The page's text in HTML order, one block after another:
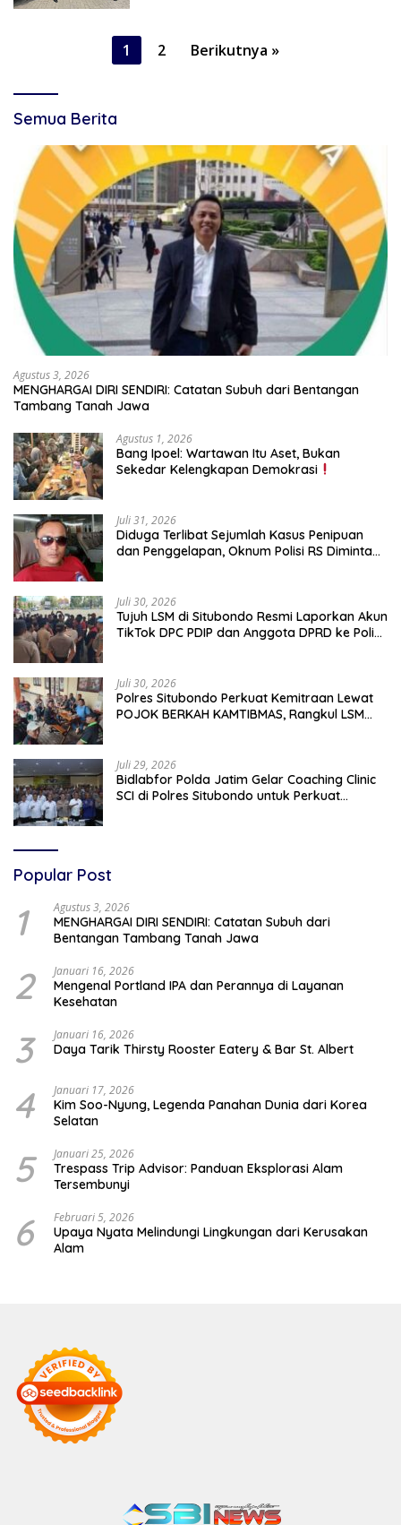
1 2 Berikutnya »
Semua Berita
Agustus 3, 2026
MENGHARGAI DIRI SENDIRI: Catatan Subuh dari Bentangan
Tambang Tanah Jawa
Agustus 1, 2026
Bang Ipoel: Wartawan Itu Aset, Bukan
Sekedar Kelengkapan Demokrasi
Juli 31, 2026
Diduga Terlibat Sejumlah Kasus Penipuan
dan Penggelapan, Oknum Polisi RS Diminta
Juli 30, 2026
Tujuh LSM di Situbondo Resmi Laporkan Akun
TikTok DPC PDIP dan Anggota DPRD ke Polisi:
Juli 30, 2026
Polres Situbondo Perkuat Kemitraan Lewat
POJOK BERKAH KAMTIBMAS, Rangkul LSM
Juli 29, 2026
Bidlabfor Polda Jatim Gelar Coaching Clinic
SCI di Polres Situbondo untuk Perkuat
Popular Post
1 Agustus 3, 2026
MENGHARGAI DIRI SENDIRI: Catatan Subuh dari
Bentangan Tambang Tanah Jawa
2 Januari 16, 2026
Mengenal Portland IPA dan Perannya di Layanan
Kesehatan
3 Januari 16, 2026
Daya Tarik Thirsty Rooster Eatery & Bar St. Albert
4 Januari 17, 2026
Kim Soo-Nyung, Legenda Panahan Dunia dari Korea
Selatan
5 Januari 25, 2026
Trespass Trip Advisor: Panduan Eksplorasi Alam
Tersembunyi
6 Februari 5, 2026
Upaya Nyata Melindungi Lingkungan dari Kerusakan
Alam